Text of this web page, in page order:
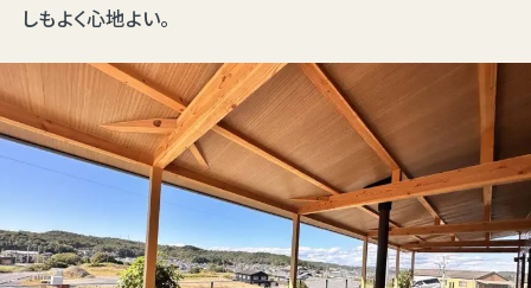
しもよく心地よい。